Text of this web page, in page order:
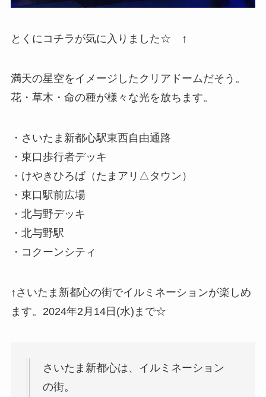
とくにコチラが気に入りました☆ ↑
満天の星空をイメージしたクリアドームだそう。
花・草木・命の種が様々な光を放ちます。
・さいたま新都心駅東西自由通路
・東口歩行者デッキ
・けやきひろば（たまアリ△タウン）
・東口駅前広場
・北与野デッキ
・北与野駅
・コクーンシティ
↑さいたま新都心の街でイルミネーションが楽しめ
ます。2024年2月14日(水)まで☆
さいたま新都心は、イルミネーション
の街。